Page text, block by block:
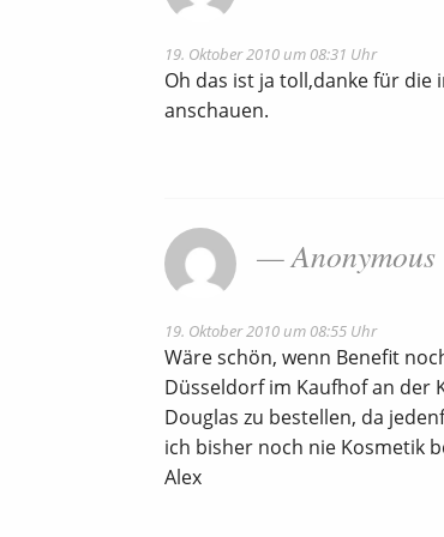
19. Oktober 2010 um 08:31 Uhr
Oh das ist ja toll,danke für
anschauen.
Anonymous
19. Oktober 2010 um 08:55 Uhr
Wäre schön, wenn Benefit
Düsseldorf im Kaufhof an der
Douglas zu bestellen, da
ich bisher noch nie Kosmetik
Alex